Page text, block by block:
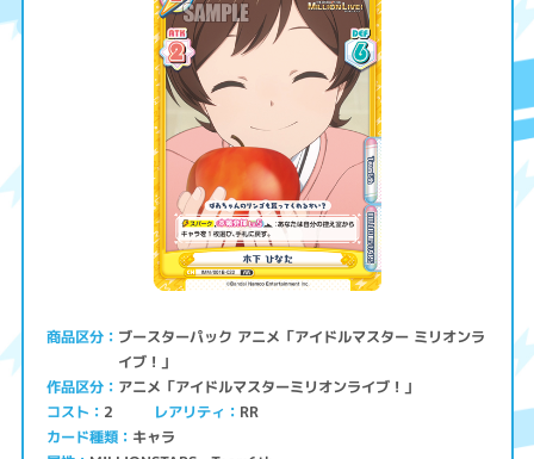
商品区分 ブースターパック アニメ「アイドルマスター ミリオンラ
イブ！」
作品区分 アニメ「アイドルマスターミリオンライブ！」
コスト 2 レアリティ RR
カード種類 キャラ